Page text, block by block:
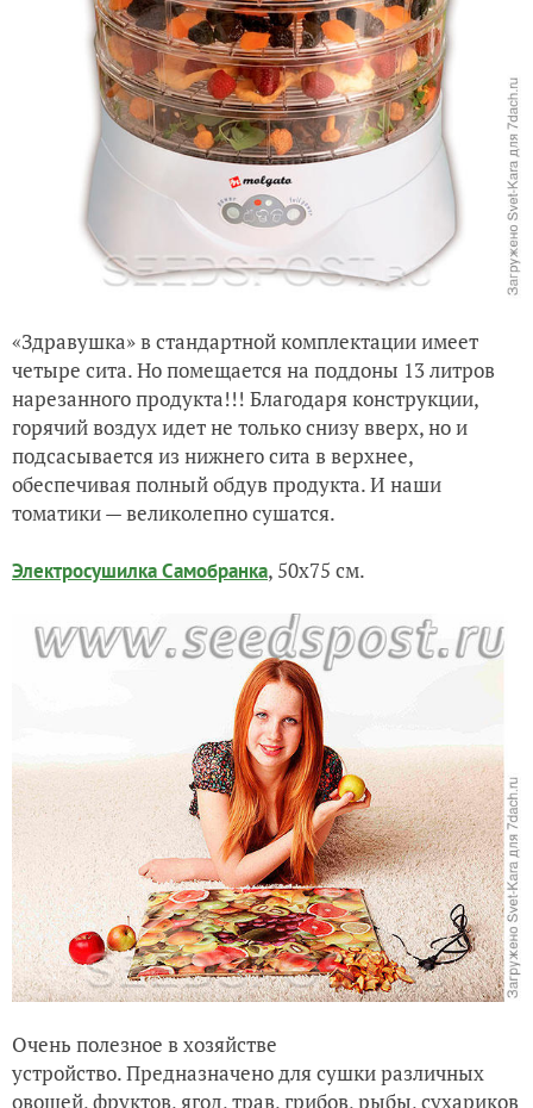
«Здравушка» в стандартной комплектации имеет
четыре сита. Но помещается на поддоны 13 литров
нарезанного продукта!!! Благодаря конструкции,
горячий воздух идет не только снизу вверх, но и
подсасывается из нижнего сита в верхнее,
обеспечивая полный обдув продукта. И наши
томатики — великолепно сушатся.
Электросушилка Самобранка, 50х75 см.
Очень полезное в хозяйстве
устройство.Предназначено для сушки различных
овощей, фруктов, ягод, трав, грибов, рыбы, сухариков